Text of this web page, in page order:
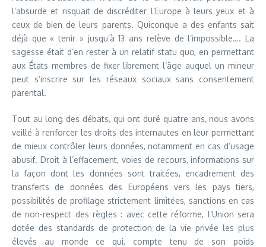
l’absurde et risquait de discréditer l’Europe à leurs yeux et à
ceux de bien de leurs parents. Quiconque a des enfants sait
déjà que « tenir » jusqu’à 13 ans relève de l’impossible…. La
sagesse était d’en rester à un relatif statu quo, en permettant
aux États membres de fixer librement l’âge auquel un mineur
peut s’inscrire sur les réseaux sociaux sans consentement
parental.
Tout au long des débats, qui ont duré quatre ans, nous avons
veillé à renforcer les droits des internautes en leur permettant
de mieux contrôler leurs données, notamment en cas d’usage
abusif. Droit à l’effacement, voies de recours, informations sur
la façon dont les données sont traitées, encadrement des
transferts de données des Européens vers les pays tiers,
possibilités de profilage strictement limitées, sanctions en cas
de non-respect des règles : avec cette réforme, l’Union sera
dotée des standards de protection de la vie privée les plus
élevés au monde ce qui, compte tenu de son poids